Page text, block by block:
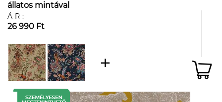
állatos mintával
ÁR:
26 990 Ft